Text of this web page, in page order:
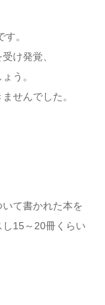
。
け発覚、
う。
せんでした。
て書かれた本を
15～20冊くらい